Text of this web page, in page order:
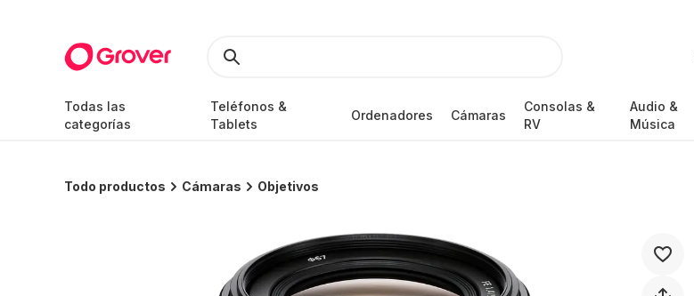
Todas las
categorías
Teléfonos &
Tablets
Ordenadores Cámaras
Consolas &
RV
Audio &
Música
Todo productos Cámaras Objetivos